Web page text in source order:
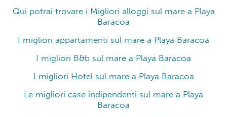
Qui potrai trovare i Migliori alloggi sul mare a Playa
Baracoa
I migliori appartamenti sul mare a Playa Baracoa
I migliori B&b sul mare a Playa Baracoa
I migliori Hotel sul mare a Playa Baracoa
Le migliori case indipendenti sul mare a Playa
Baracoa